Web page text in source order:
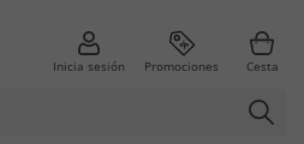
Inicia sesión Promociones Cesta